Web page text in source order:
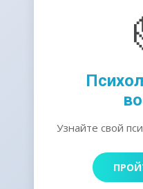
Узнайте свой